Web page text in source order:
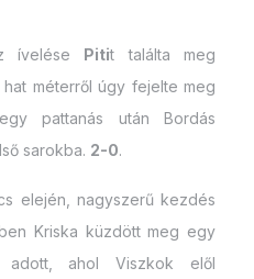
ívelése Pitit találta meg
méterről úgy fejelte meg
pattanás után Bordás
sarokba. 2-0.
elején, nagyszerű kezdés
Kriska küzdött meg egy
adott, ahol Viszkok elől